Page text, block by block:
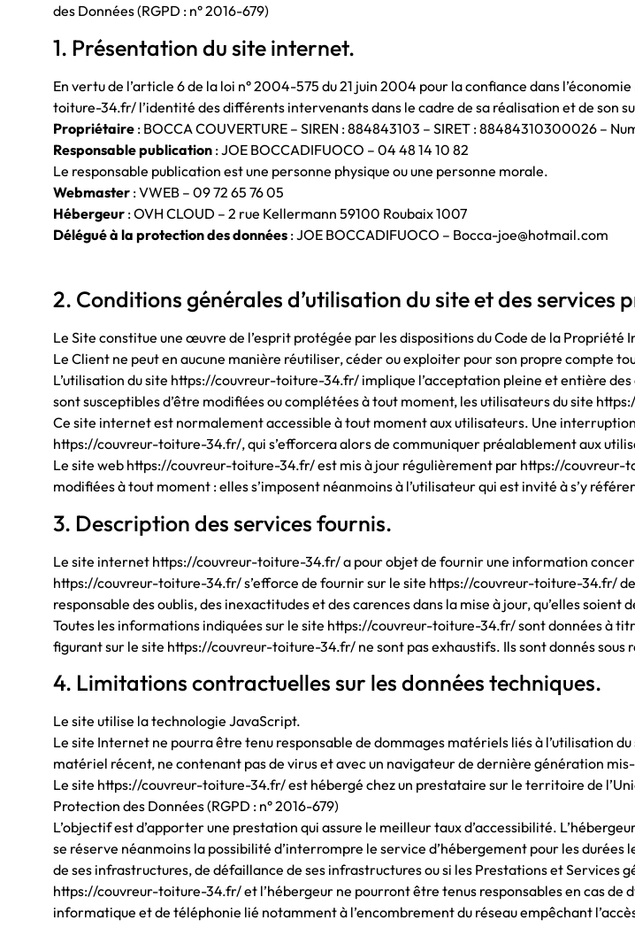
des Données (RGPD : n° 2016-679)
1. Présentation du site internet.
En vertu de l’article 6 de la loi n° 2004-575 du 21 juin 2004 pour la confiance dans
toiture-34.fr/ l’identité des différents intervenants dans le cadre de sa réalisation et de son
Propriétaire : BOCCA COUVERTURE – SIREN : 884843103 – SIRET : 88484310300026 –
Responsable publication : JOE BOCCADIFUOCO – 04 48 14 10 82
Le responsable publication est une personne physique ou une personne morale.
Webmaster : VWEB – 09 72 65 76 05
Hébergeur : OVH CLOUD – 2 rue Kellermann 59100 Roubaix 1007
Délégué à la protection des données : JOE BOCCADIFUOCO – Bocca-joe@hotmail.com
2. Conditions générales d’utilisation du site et des services
Le Site constitue une œuvre de l’esprit protégée par les dispositions du Code de la
Le Client ne peut en aucune manière réutiliser, céder ou exploiter pour son propre compte
L’utilisation du site https://couvreur-toiture-34.fr/ implique l’acceptation pleine et entière
sont susceptibles d’être modifiées ou complétées à tout moment, les utilisateurs du site
Ce site internet est normalement accessible à tout moment aux utilisateurs. Une
https://couvreur-toiture-34.fr/, qui s’efforcera alors de communiquer préalablement aux
Le site web https://couvreur-toiture-34.fr/ est mis à jour régulièrement par https://
modifiées à tout moment : elles s’imposent néanmoins à l’utilisateur qui est invité à s’y
3. Description des services fournis.
Le site internet https://couvreur-toiture-34.fr/ a pour objet de fournir une information
https://couvreur-toiture-34.fr/ s’efforce de fournir sur le site https://couvreur-toiture-34.fr/
responsable des oublis, des inexactitudes et des carences dans la mise à jour, qu’elles
Toutes les informations indiquées sur le site https://couvreur-toiture-34.fr/ sont données à
figurant sur le site https://couvreur-toiture-34.fr/ ne sont pas exhaustifs. Ils sont donnés
4. Limitations contractuelles sur les données techniques.
Le site utilise la technologie JavaScript.
Le site Internet ne pourra être tenu responsable de dommages matériels liés à l’utilisation
matériel récent, ne contenant pas de virus et avec un navigateur de dernière génération
Le site https://couvreur-toiture-34.fr/ est hébergé chez un prestataire sur le territoire de
Protection des Données (RGPD : n° 2016-679)
L’objectif est d’apporter une prestation qui assure le meilleur taux d’accessibilité.
se réserve néanmoins la possibilité d’interrompre le service d’hébergement pour les
de ses infrastructures, de défaillance de ses infrastructures ou si les Prestations et Services
https://couvreur-toiture-34.fr/ et l’hébergeur ne pourront être tenus responsables en cas
informatique et de téléphonie lié notamment à l’encombrement du réseau empêchant